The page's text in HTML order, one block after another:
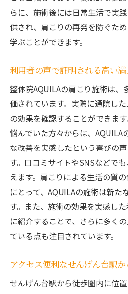
心地よい音楽とアロマ
心身のリラックスがも
リラクゼーションと整
整体院AQUILAで肩こりの
入れる
肩こりの不安を解消す
快適な日常生活をサポ
ラム
日々の疲れをリセット
肩こりゼロを目指す生
整体施術による生活の
肩こりから解放された
肩こりを劇的に改善するた
長年の研究に基づく施
最新技術を駆使した肩
らに、施術後には日常生活で実
供され、肩こりの再発を防ぐた
学ぶことができます。
利用者の声で証明される高い
整体院AQUILAの肩こり施術は、
価されています。実際に通院し
の効果を確認することができま
悩んでいた方々からは、AQUILA
な改善を実感したという喜びの
す。口コミサイトやSNSなどで
えます。肩こりによる生活の質
にとって、AQUILAの施術は新た
す。また、施術の効果を実感し
に紹介することで、さらに多く
ている点も注目されています。
アクセス便利なせんげん台駅
せんげん台駅から徒歩圏内に位置